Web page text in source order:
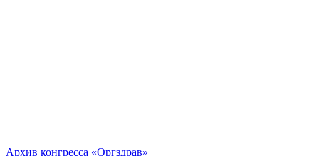
Архив конгресса «Оргздрав»